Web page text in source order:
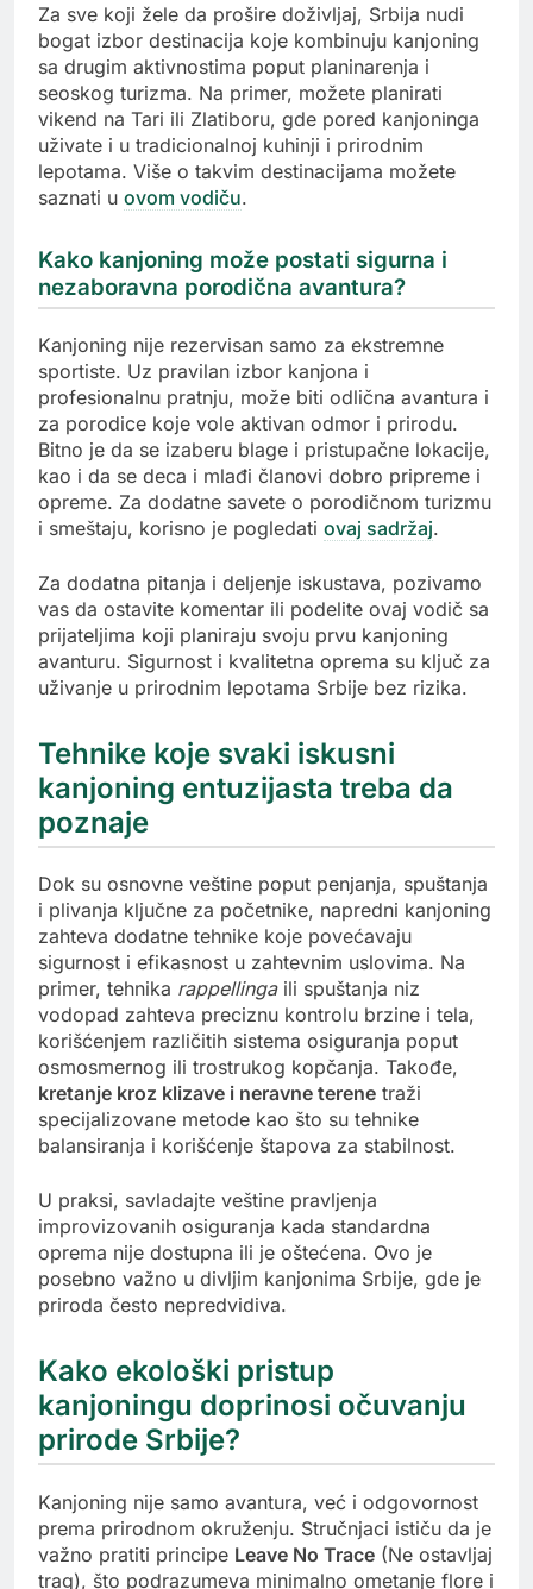
Za sve koji žele da prošire doživljaj, Srbija nudi
bogat izbor destinacija koje kombinuju kanjoning
sa drugim aktivnostima poput planinarenja i
seoskog turizma. Na primer, možete planirati
vikend na Tari ili Zlatiboru, gde pored kanjoninga
uživate i u tradicionalnoj kuhinji i prirodnim
lepotama. Više o takvim destinacijama možete
saznati u ovom vodiču.
Kako kanjoning može postati sigurna i
nezaboravna porodična avantura?
Kanjoning nije rezervisan samo za ekstremne
sportiste. Uz pravilan izbor kanjona i
profesionalnu pratnju, može biti odlična avantura i
za porodice koje vole aktivan odmor i prirodu.
Bitno je da se izaberu blage i pristupačne lokacije,
kao i da se deca i mlađi članovi dobro pripreme i
opreme. Za dodatne savete o porodičnom turizmu
i smeštaju, korisno je pogledati ovaj sadržaj.
Za dodatna pitanja i deljenje iskustava, pozivamo
vas da ostavite komentar ili podelite ovaj vodič sa
prijateljima koji planiraju svoju prvu kanjoning
avanturu. Sigurnost i kvalitetna oprema su ključ za
uživanje u prirodnim lepotama Srbije bez rizika.
Tehnike koje svaki iskusni
kanjoning entuzijasta treba da
poznaje
Dok su osnovne veštine poput penjanja, spuštanja
i plivanja ključne za početnike, napredni kanjoning
zahteva dodatne tehnike koje povećavaju
sigurnost i efikasnost u zahtevnim uslovima. Na
primer, tehnika rappellingaili spuštanja niz
vodopad zahteva preciznu kontrolu brzine i tela,
korišćenjem različitih sistema osiguranja poput
osmosmernog ili trostrukog kopčanja. Takođe,
kretanje kroz klizave i neravne terene traži
specijalizovane metode kao što su tehnike
balansiranja i korišćenje štapova za stabilnost.
U praksi, savladajte veštine pravljenja
improvizovanih osiguranja kada standardna
oprema nije dostupna ili je oštećena. Ovo je
posebno važno u divljim kanjonima Srbije, gde je
priroda često nepredvidiva.
Kako ekološki pristup
kanjoningu doprinosi očuvanju
prirode Srbije?
Kanjoning nije samo avantura, već i odgovornost
prema prirodnom okruženju. Stručnjaci ističu da je
važno pratiti principe Leave No Trace (Ne ostavljaj
trag), što podrazumeva minimalno ometanje flore i